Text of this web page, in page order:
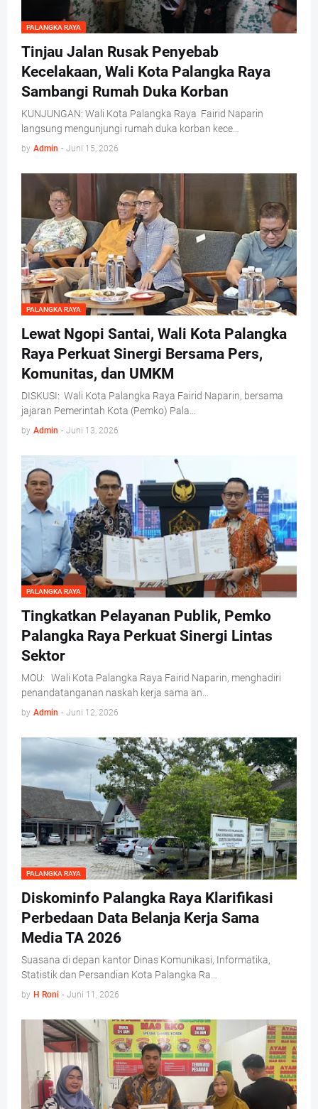
PALANGKA RAYA
Tinjau Jalan Rusak Penyebab
Kecelakaan, Wali Kota Palangka Raya
Sambangi Rumah Duka Korban
KUNJUNGAN: Wali Kota Palangka Raya Fairid Naparin
langsung mengunjungi rumah duka korban kece…
by Admin - Juni 15, 2026
PALANGKA RAYA
Lewat Ngopi Santai, Wali Kota Palangka
Raya Perkuat Sinergi Bersama Pers,
Komunitas, dan UMKM
DISKUSI: Wali Kota Palangka Raya Fairid Naparin, bersama
jajaran Pemerintah Kota (Pemko) Pala…
by Admin - Juni 13, 2026
PALANGKA RAYA
Tingkatkan Pelayanan Publik, Pemko
Palangka Raya Perkuat Sinergi Lintas
Sektor
MOU: Wali Kota Palangka Raya Fairid Naparin, menghadiri
penandatanganan naskah kerja sama an…
by Admin - Juni 12, 2026
PALANGKA RAYA
Diskominfo Palangka Raya Klarifikasi
Perbedaan Data Belanja Kerja Sama
Media TA 2026
Suasana di depan kantor Dinas Komunikasi, Informatika,
Statistik dan Persandian Kota Palangka Ra…
by H Roni - Juni 11, 2026